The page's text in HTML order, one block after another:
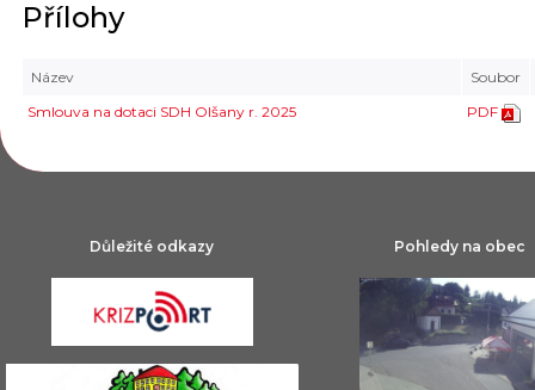
Přílohy
Název
Soubor
Smlouva na dotaci SDH Olšany r. 2025
PDF
Důležité odkazy Pohledy na obec